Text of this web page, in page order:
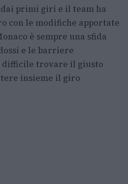
primi giri e il team ha
con le modifiche apportate
è sempre una sfida
e le barriere
trovare il giusto
insieme il giro